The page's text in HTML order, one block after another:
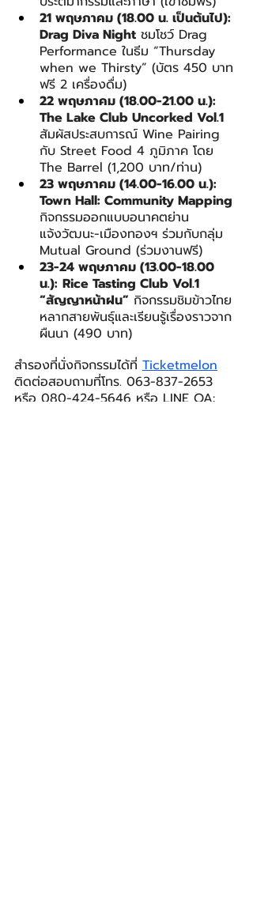
21 พฤษภาคม (18.00 น. เป็นต้นไป):
Drag Diva Night ชมโชว์ Drag
Performance ในธีม “Thursday
when we Thirsty” (บัตร 450 บาท
ฟรี 2 เครื่องดื่ม)
22 พฤษภาคม (18.00-21.00 น.):
The Lake Club Uncorked Vol.1
สัมผัสประสบการณ์ Wine Pairing
กับ Street Food 4 ภูมิภาค โดย
The Barrel (1,200 บาท/ท่าน)
23 พฤษภาคม (14.00-16.00 น.):
Town Hall: Community Mapping
กิจกรรมออกแบบอนาคตย่าน
แจ้งวัฒนะ-เมืองทองฯ ร่วมกับกลุ่ม
Mutual Ground (ร่วมงานฟรี)
23-24 พฤษภาคม (13.00-18.00
น.): Rice Tasting Club Vol.1
“สัญญาหน้าฝน” กิจกรรมชิมข้าวไทย
หลากสายพันธุ์และเรียนรู้เรื่องราวจาก
ผืนนา (490 บาท)
สำรองที่นั่งกิจกรรมได้ที่ Ticketmelon
ติดต่อสอบถามที่โทร. 063-837-2653
หรือ 080-424-5646 หรือ LINE OA: